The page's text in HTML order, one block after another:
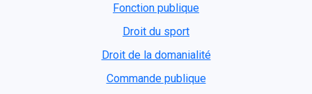
Fonction publique
Droit du sport
Droit de la domanialité
Commande publique